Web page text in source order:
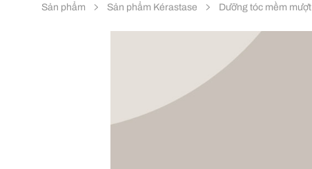
Sản phẩm Sản phẩm Kérastase Dưỡng tóc mềm mượt